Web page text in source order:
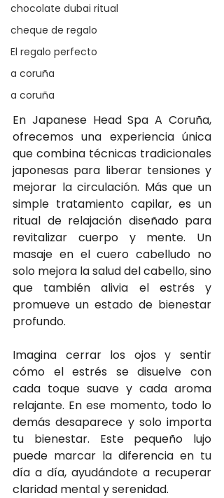
chocolate dubai ritual
cheque de regalo
El regalo perfecto
a coruña
a coruña
En Japanese Head Spa A Coruña,
ofrecemos una experiencia única
que combina técnicas tradicionales
japonesas para liberar tensiones y
mejorar la circulación. Más que un
simple tratamiento capilar, es un
ritual de relajación diseñado para
revitalizar cuerpo y mente. Un
masaje en el cuero cabelludo no
solo mejora la salud del cabello, sino
que también alivia el estrés y
promueve un estado de bienestar
profundo.
Imagina cerrar los ojos y sentir
cómo el estrés se disuelve con
cada toque suave y cada aroma
relajante. En ese momento, todo lo
demás desaparece y solo importa
tu bienestar. Este pequeño lujo
puede marcar la diferencia en tu
día a día, ayudándote a recuperar
claridad mental y serenidad.